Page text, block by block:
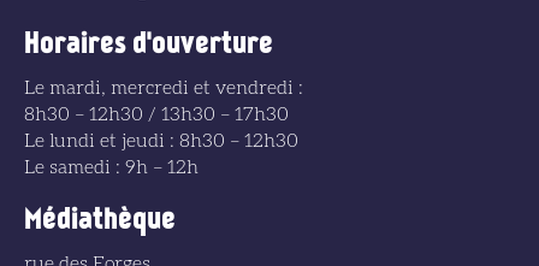
Horaires d'ouverture
Le mardi, mercredi et vendredi :
8h30 – 12h30 / 13h30 – 17h30
Le lundi et jeudi : 8h30 – 12h30
Le samedi : 9h – 12h
Médiathèque